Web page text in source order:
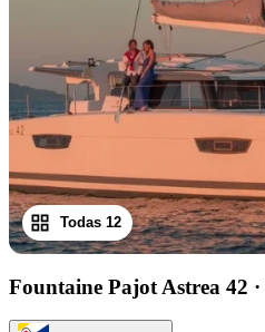
Todas 12
Fountaine Pajot Astrea 42 ·